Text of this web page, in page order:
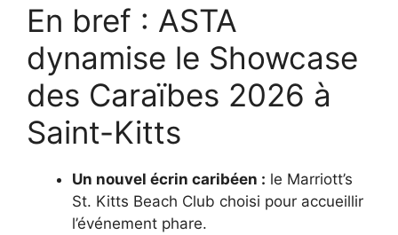
En bref : ASTA
dynamise le Showcase
des Caraïbes 2026 à
Saint-Kitts
Un nouvel écrin caribéen : le Marriott’s
St. Kitts Beach Club choisi pour accueillir
l’événement phare.